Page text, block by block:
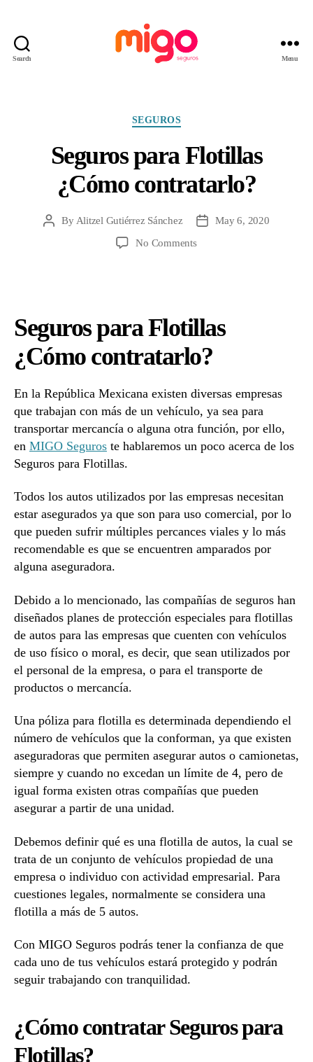
Search Menu
Categories
SEGUROS
Seguros para Flotillas
¿Cómo contratarlo?
PostBy Alitzel Gutiérrez Sánchez
PostMay 6, 2020
No Commentson
contratarlo?
Seguros para Flotillas
¿Cómo contratarlo?
En la República Mexicana existen diversas empresas
que trabajan con más de un vehículo, ya sea para
transportar mercancía o alguna otra función, por ello,
en MIGO Seguros te hablaremos un poco acerca de los
Seguros para Flotillas.
Todos los autos utilizados por las empresas necesitan
estar asegurados ya que son para uso comercial, por lo
que pueden sufrir múltiples percances viales y lo más
recomendable es que se encuentren amparados por
alguna aseguradora.
Debido a lo mencionado, las compañías de seguros han
diseñados planes de protección especiales para flotillas
de autos para las empresas que cuenten con vehículos
de uso físico o moral, es decir, que sean utilizados por
el personal de la empresa, o para el transporte de
productos o mercancía.
Una póliza para flotilla es determinada dependiendo el
número de vehículos que la conforman, ya que existen
aseguradoras que permiten asegurar autos o camionetas,
siempre y cuando no excedan un límite de 4, pero de
igual forma existen otras compañías que pueden
asegurar a partir de una unidad.
Debemos definir qué es una flotilla de autos, la cual se
trata de un conjunto de vehículos propiedad de una
empresa o individuo con actividad empresarial. Para
cuestiones legales, normalmente se considera una
flotilla a más de 5 autos.
Con MIGO Seguros podrás tener la confianza de que
cada uno de tus vehículos estará protegido y podrán
seguir trabajando con tranquilidad.
¿Cómo contratar Seguros para
Flotillas?